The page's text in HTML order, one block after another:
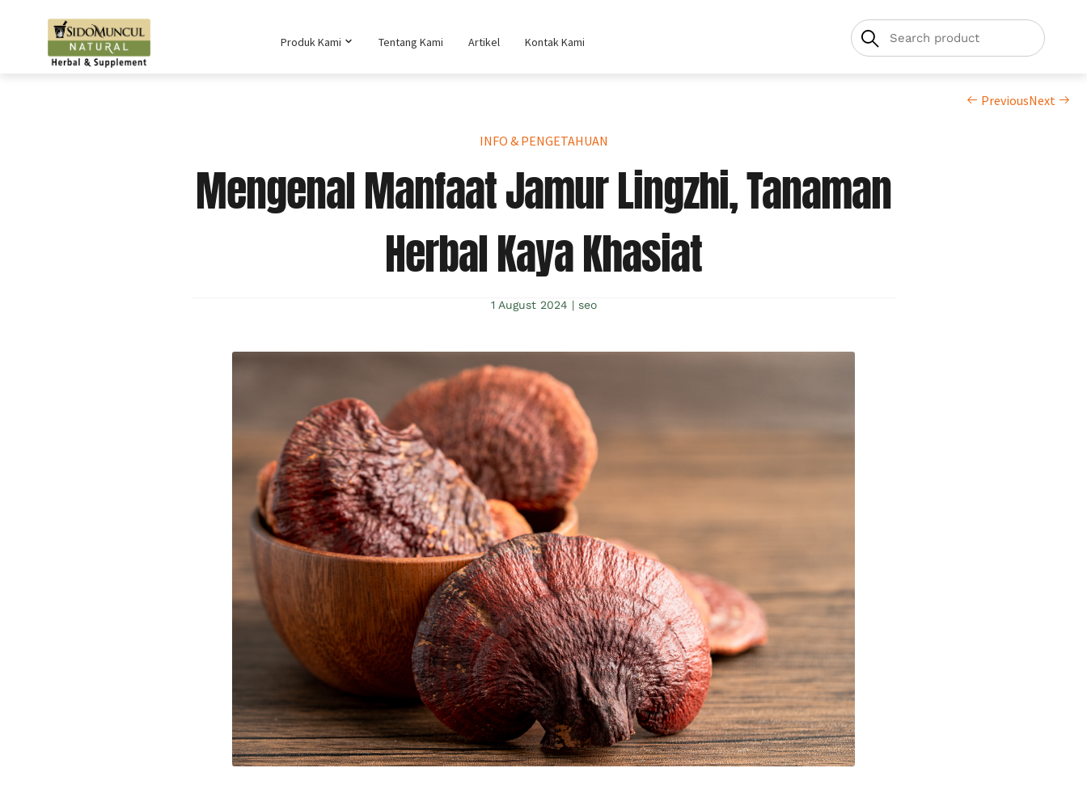
Produk Kami Tentang Kami Artikel Kontak Kami
PreviousNext
INFO & PENGETAHUAN
Mengenal Manfaat Jamur Lingzhi, Tanaman
Herbal Kaya Khasiat
1 August 2024 | seo